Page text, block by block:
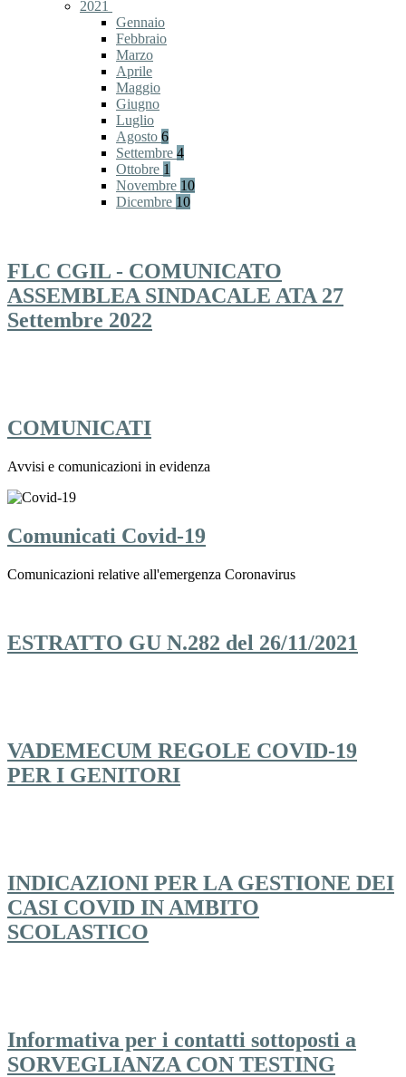
2021
Gennaio
Febbraio
Marzo
Aprile
Maggio
Giugno
Luglio
Agosto 6
Settembre 4
Ottobre 1
Novembre 10
Dicembre 10
FLC CGIL - COMUNICATO
ASSEMBLEA SINDACALE ATA 27
Settembre 2022
COMUNICATI
Avvisi e comunicazioni in evidenza
Comunicati Covid-19
Comunicazioni relative all'emergenza Coronavirus
ESTRATTO GU N.282 del 26/11/2021
VADEMECUM REGOLE COVID-19
PER I GENITORI
INDICAZIONI PER LA GESTIONE DEI
CASI COVID IN AMBITO
SCOLASTICO
Informativa per i contatti sottoposti a
SORVEGLIANZA CON TESTING